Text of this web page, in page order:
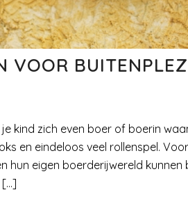
VOOR
kind zich even boer of boerin
en eindeloos veel rollenspel.
hun eigen boerderijwereld kunnen
[…]